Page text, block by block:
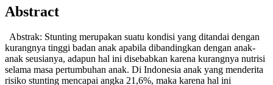
Abstract
Abstrak: Stunting merupakan suatu kondisi yang ditandai dengan
kurangnya tinggi badan anak apabila dibandingkan dengan anak-
anak seusianya, adapun hal ini disebabkan karena kurangnya nutrisi
selama masa pertumbuhan anak. Di Indonesia anak yang menderita
risiko stunting mencapai angka 21,6%, maka karena hal ini